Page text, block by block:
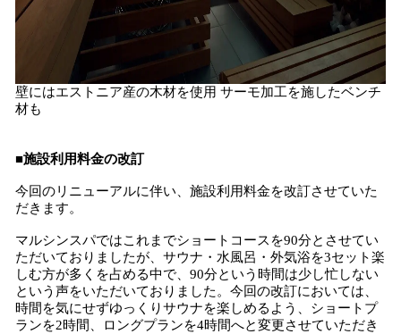
壁にはエストニア産の木材を使用 サーモ加工を施したベンチ
材も
■施設利用料金の改訂
今回のリニューアルに伴い、施設利用料金を改訂させていた
だきます。
マルシンスパではこれまでショートコースを90分とさせてい
ただいておりましたが、サウナ・水風呂・外気浴を3セット楽
しむ方が多くを占める中で、90分という時間は少し忙しない
という声をいただいておりました。今回の改訂においては、
時間を気にせずゆっくりサウナを楽しめるよう、ショートプ
ランを2時間、ロングプランを4時間へと変更させていただき